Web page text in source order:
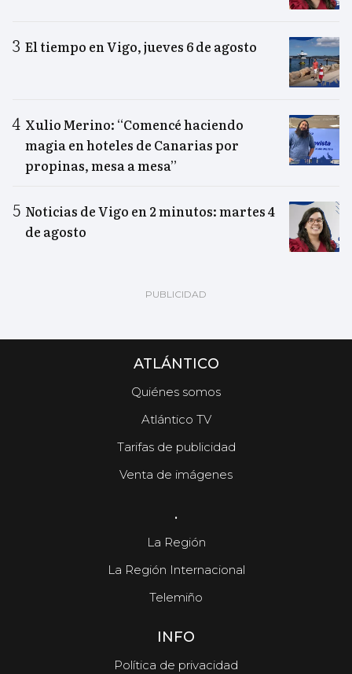
El tiempo en Vigo, jueves 6 de agosto
Xulio Merino: “Comencé haciendo
magia en hoteles de Canarias por
propinas, mesa a mesa”
Noticias de Vigo en 2 minutos: martes 4
de agosto
ATLÁNTICO
Quiénes somos
Atlántico TV
Tarifas de publicidad
Venta de imágenes
.
La Región
La Región Internacional
Telemiño
INFO
Política de privacidad